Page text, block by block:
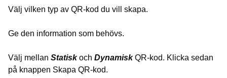
Välj vilken typ av QR-kod du vill skapa.
Ge den information som behövs.
Välj mellan Statiskoch DynamiskQR-kod. Klicka sedan
på knappen Skapa QR-kod.